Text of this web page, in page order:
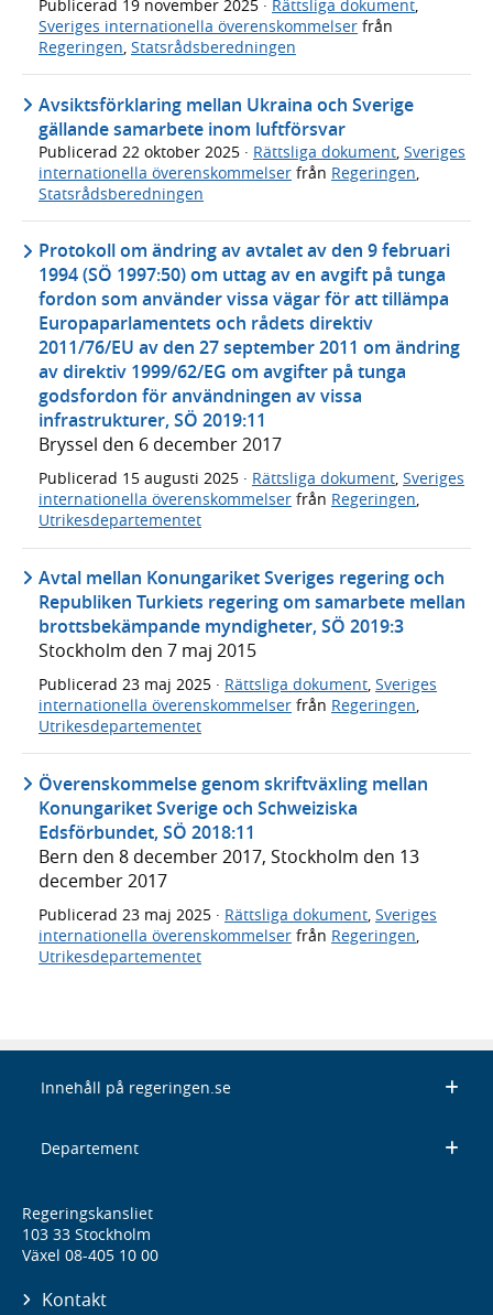
Publicerad 19 november 2025 · Rättsliga dokument,
Sveriges internationella överenskommelser från
Regeringen, Statsrådsberedningen
Avsiktsförklaring mellan Ukraina och Sverige
gällande samarbete inom luftförsvar
Publicerad 22 oktober 2025 · Rättsliga dokument Sveriges
internationella överenskommelser från Regeringen
Statsrådsberedningen
Protokoll om ändring av avtalet av den 9 februari
1994 (SÖ 1997:50) om uttag av en avgift på tunga
fordon som använder vissa vägar för att tillämpa
Europaparlamentets och rådets direktiv
2011/76/EU av den 27 september 2011 om ändring
av direktiv 1999/62/EG om avgifter på tunga
godsfordon för användningen av vissa
infrastrukturer, SÖ 2019:11
Bryssel den 6 december 2017
Publicerad 15 augusti 2025 · Rättsliga dokument, Sveriges
internationella överenskommelser från Regeringen,
Utrikesdepartementet
Avtal mellan Konungariket Sveriges regering och
Republiken Turkiets regering om samarbete mellan
brottsbekämpande myndigheter, SÖ 2019:3
Stockholm den 7 maj 2015
Publicerad 23 maj 2025 · Rättsliga dokument, Sveriges
internationella överenskommelser från Regeringen,
Utrikesdepartementet
Överenskommelse genom skriftväxling mellan
Konungariket Sverige och Schweiziska
Edsförbundet, SÖ 2018:11
Bern den 8 december 2017, Stockholm den 13
december 2017
Publicerad 23 maj 2025 · Rättsliga dokument Sveriges
internationella överenskommelser från Regeringen
Utrikesdepartementet
Innehåll på regeringen.se
Departement
Regeringskansliet
103 33 Stockholm
Växel 08-405 10 00
Kontakt